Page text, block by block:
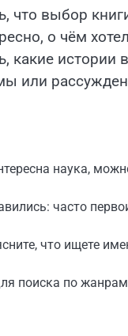
что выбор
о чём
какие истории
или
наука,
часто
что ищете
поиска по